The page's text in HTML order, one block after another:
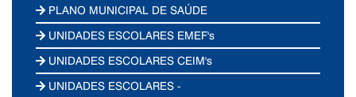
PLANO MUNICIPAL DE SAÚDE
UNIDADES ESCOLARES EMEF's
UNIDADES ESCOLARES CEIM's
UNIDADES ESCOLARES -